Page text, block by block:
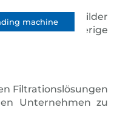
machine
unsere Ausbilder
Eine vorherige
Filtrationslösungen
Unternehmen zu